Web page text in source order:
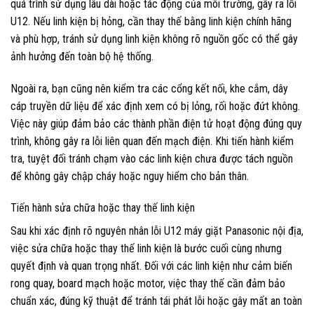
quá trình sử dụng lâu dài hoặc tác động của môi trường, gây ra lỗi
U12. Nếu linh kiện bị hỏng, cần thay thế bằng linh kiện chính hãng
và phù hợp, tránh sử dụng linh kiện không rõ nguồn gốc có thể gây
ảnh hưởng đến toàn bộ hệ thống.
Ngoài ra, bạn cũng nên kiểm tra các cổng kết nối, khe cắm, dây
cáp truyền dữ liệu để xác định xem có bị lỏng, rối hoặc đứt không.
Việc này giúp đảm bảo các thành phần điện tử hoạt động đúng quy
trình, không gây ra lỗi liên quan đến mạch điện. Khi tiến hành kiểm
tra, tuyệt đối tránh chạm vào các linh kiện chưa được tách nguồn
để không gây chập cháy hoặc nguy hiểm cho bản thân.
Tiến hành sửa chữa hoặc thay thế linh kiện
Sau khi xác định rõ nguyên nhân lỗi U12 máy giặt Panasonic nội địa,
việc sửa chữa hoặc thay thế linh kiện là bước cuối cùng nhưng
quyết định và quan trọng nhất. Đối với các linh kiện như cảm biến
rong quay, board mạch hoặc motor, việc thay thế cần đảm bảo
chuẩn xác, đúng kỹ thuật để tránh tái phát lỗi hoặc gây mất an toàn